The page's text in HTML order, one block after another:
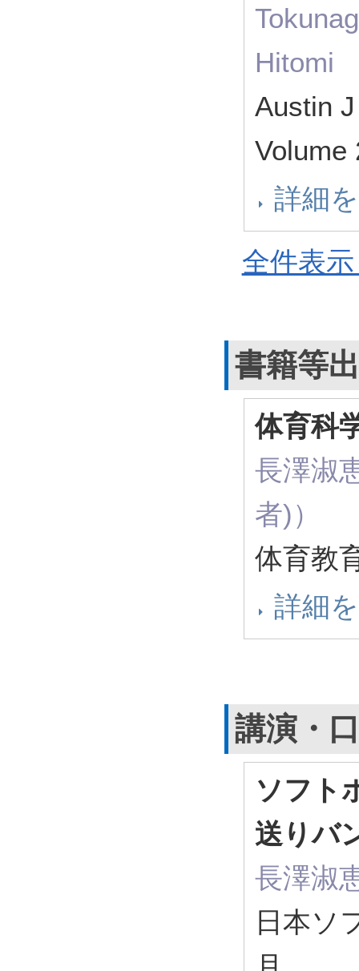
Hitomi
Austin
詳細
全件表
書籍等
体育科
長澤淑
者)）
体育教
詳細
講演・
ソフト
送りバ
長澤淑
日本ソ